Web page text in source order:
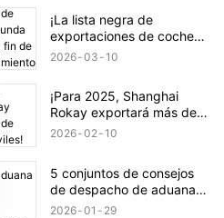
¡La lista negra de
exportaciones de coches
de segunda mano marca
2026 03 10
¡Para 2025, Shanghai
Rokay exportará más de
4000 automóviles!
2026 02 10
5 conjuntos de consejos
de despacho de aduana
para exportar automóviles
2026 01 29